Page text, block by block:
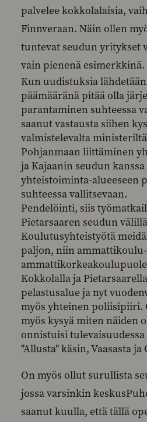
palvelee kokkolalaisia,
Finnveraan. Näin ollen
tuntevat seudun yritykset
vain pienenä esimerkkinä.
Kun uudistuksia
päämääränä pitää olla
parantaminen suhteessa
saanut vastausta siihen
valmistelevalta
Pohjanmaan liittäminen
ja Kajaanin seudun kanssa
yhteistoiminta-alueeseen
suhteessa vallitsevaan.
Pendelöinti, siis
Pietarsaaren seudun
Koulutusyhteistyötä
paljon, niin
Kokkolalla ja
pelastusalue ja nyt
myös yhteinen poliisipiiri.
myös kysyä miten näiden
onnistuisi
"Allusta" käsin, Vaasasta ja
On myös ollut surullista
jossa varsinkin
saanut kuulla, että tällä